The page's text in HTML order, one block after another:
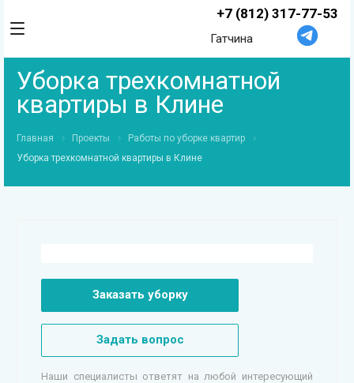
+7 (812) 317-77-53
Гатчина
Уборка трехкомнатной
квартиры в Клине
Главная Проекты
Работы по уборке квартир
Уборка трехкомнатной квартиры в Клине
Заказать уборку
Задать вопрос
Наши специалисты ответят на любой интересующий